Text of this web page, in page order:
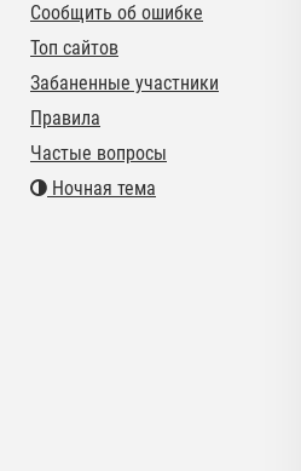
Сообщить об ошибке
Топ сайтов
Забаненные участники
Правила
Частые вопросы
Ночная тема